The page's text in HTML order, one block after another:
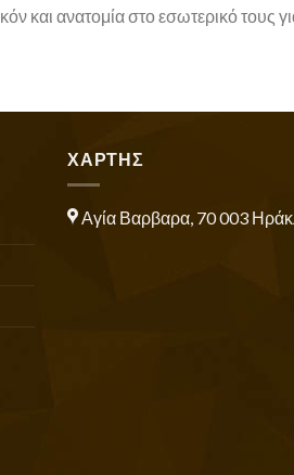
και ανατομία στο εσωτερικό τους
ΧΑΡΤΗΣ
Αγία Βαρβαρα, 70 003